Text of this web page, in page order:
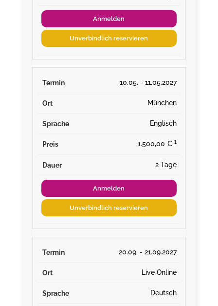
Anmelden
Unverbindlich reservieren
10.05. - 11.05.2027
München
Englisch
1.500,00 € ¹
2 Tage
Anmelden
Unverbindlich reservieren
20.09. - 21.09.2027
Live Online
Deutsch